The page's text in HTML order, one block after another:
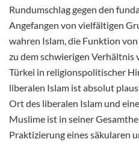
Rundumschlag gegen den
Angefangen von vielfältigen
wahren Islam, die Funktion
zu dem schwierigen Verhältnis
Türkei in religionspolitischer
liberalen Islam ist absolut
Ort des liberalen Islam und
Muslime ist in seiner
Praktizierung eines säkularen